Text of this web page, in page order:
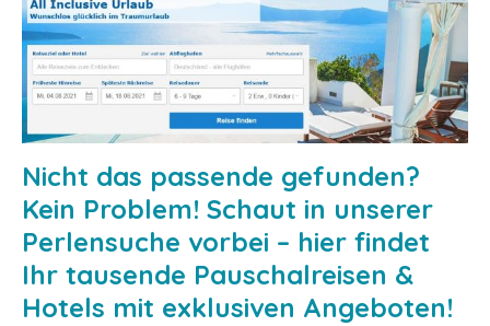
Nicht das passende gefunden?
Kein Problem! Schaut in unserer
Perlensuche vorbei – hier findet
Ihr tausende Pauschalreisen &
Hotels mit exklusiven Angeboten!